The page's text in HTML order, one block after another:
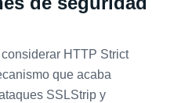
HTTP Strict
que acaba
SSLStrip y